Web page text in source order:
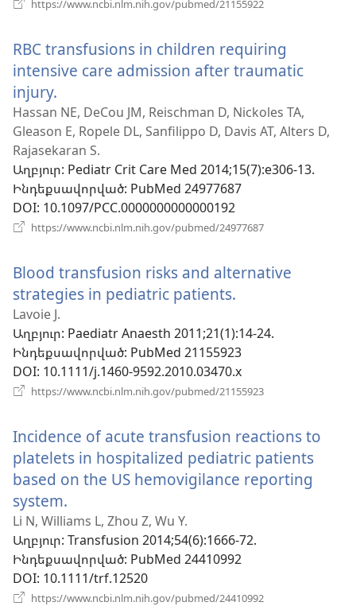
https://www.ncbi.nlm.nih.gov/pubmed/21155922
պատուհան)
RBC transfusions in children requiring
intensive care admission after traumatic
injury.
է
նոր
պատուհան)
Hassan NE, DeCou JM, Reischman D, Nickoles TA,
Gleason E, Ropele DL, Sanfilippo D, Davis AT, Alters D,
Rajasekaran S.
Աղբյուր‎: Pediatr Crit Care Med 2014;15(7):e306-13.
Ինդեքսավորված‎: PubMed 24977687
DOI‎: 10.1097/PCC.0000000000000192
https://www.ncbi.nlm.nih.gov/pubmed/24977687
պատուհան)
Blood transfusion risks and alternative
strategies in pediatric patients.
նոր
պատուհան)
Lavoie J.
Աղբյուր‎: Paediatr Anaesth 2011;21(1):14-24.
Ինդեքսավորված‎: PubMed 21155923
DOI‎: 10.1111/j.1460-9592.2010.03470.x
https://www.ncbi.nlm.nih.gov/pubmed/21155923
պատուհան)
Incidence of acute transfusion reactions to
platelets in hospitalized pediatric patients
based on the US hemovigilance reporting
system.
է
նոր
պատուհան)
Li N, Williams L, Zhou Z, Wu Y.
Աղբյուր‎: Transfusion 2014;54(6):1666-72.
Ինդեքսավորված‎: PubMed 24410992
DOI‎: 10.1111/trf.12520
https://www.ncbi.nlm.nih.gov/pubmed/24410992